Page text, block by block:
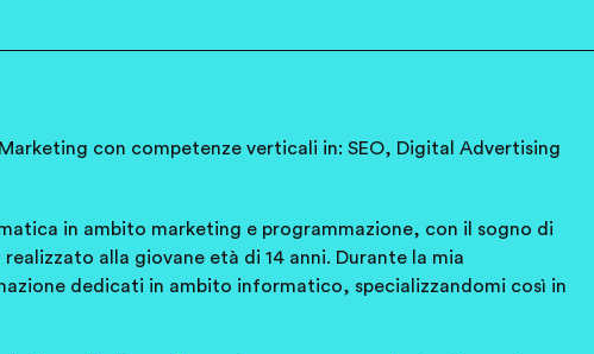
con competenze verticali in: SEO, Digital Advertising
in ambito marketing e programmazione, con il sogno di
alla giovane età di 14 anni. Durante la mia
dedicati in ambito informatico, specializzandomi così in